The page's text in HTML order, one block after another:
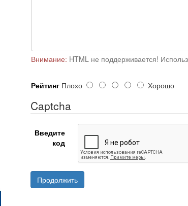
Внимание: HTML не поддерживается!
Рейтинг Плохо Хорошо
Captcha
Введите
код
Продолжить